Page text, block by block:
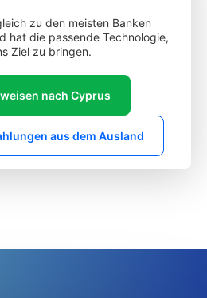
zu den meisten Banken
hat die passende Technologie,
Ziel zu bringen.
nach Cyprus
aus dem Ausland